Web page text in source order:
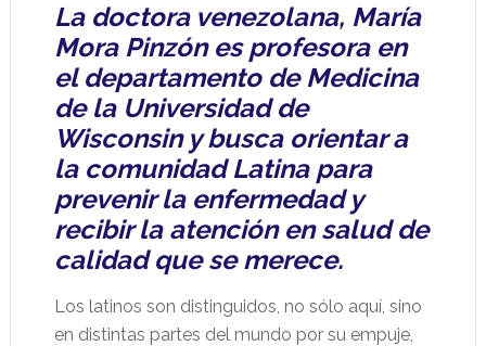
La doctora venezolana, María
Mora Pinzón es profesora en
el departamento de Medicina
de la Universidad de
Wisconsin y busca orientar a
la comunidad Latina para
prevenir la enfermedad y
recibir la atención en salud de
calidad que se merece.
Los latinos son distinguidos, no sólo aquí, sino
en distintas partes del mundo por su empuje,